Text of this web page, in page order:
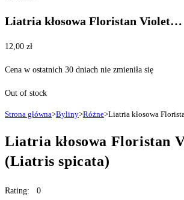
Liatria kłosowa Floristan Violet…
12,00 zł
Cena w ostatnich 30 dniach nie zmieniła się
Out of stock
Strona główna>Byliny>Różne>Liatria kłosowa
Liatria kłosowa Floristan
(Liatris spicata)
Rating: 0